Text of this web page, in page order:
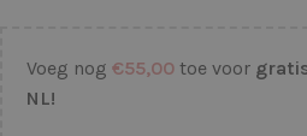
Voeg nog €55,00 toe voor
NL!